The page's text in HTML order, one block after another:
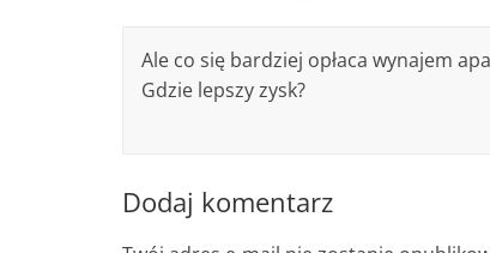
Ale co się bardziej opłaca wynajem
Gdzie lepszy zysk?
Dodaj komentarz